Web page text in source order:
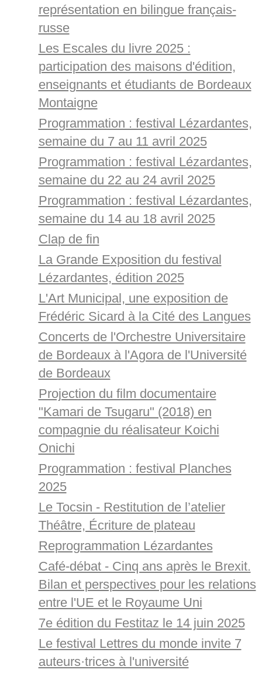
représentation en bilingue français-
russe
Les Escales du livre 2025 :
participation des maisons d'édition,
enseignants et étudiants de Bordeaux
Montaigne
Programmation : festival Lézardantes,
semaine du 7 au 11 avril 2025
Programmation : festival Lézardantes,
semaine du 22 au 24 avril 2025
Programmation : festival Lézardantes,
semaine du 14 au 18 avril 2025
Clap de fin
La Grande Exposition du festival
Lézardantes, édition 2025
L'Art Municipal, une exposition de
Frédéric Sicard à la Cité des Langues
Concerts de l'Orchestre Universitaire
de Bordeaux à l'Agora de l'Université
de Bordeaux
Projection du film documentaire
"Kamari de Tsugaru" (2018) en
compagnie du réalisateur Koichi
Onichi
Programmation : festival Planches
2025
Le Tocsin - Restitution de l’atelier
Théâtre, Écriture de plateau
Reprogrammation Lézardantes
Café-débat - Cinq ans après le Brexit.
Bilan et perspectives pour les relations
entre l'UE et le Royaume Uni
7e édition du Festitaz le 14 juin 2025
Le festival Lettres du monde invite 7
auteurs·trices à l'université